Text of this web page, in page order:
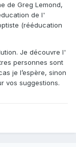
de Greg Lemond,
de l'
(rééducation
Je découvre l'
personnes sont
je l’espère, sinon
vos suggestions.